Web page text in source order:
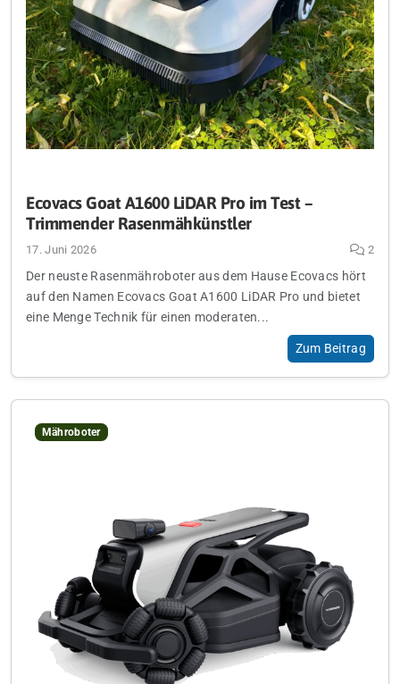
Ecovacs Goat A1600 LiDAR Pro im Test –
Trimmender Rasenmähkünstler
17. Juni 2026 2
Der neuste Rasenmähroboter aus dem Hause Ecovacs hört
auf den Namen Ecovacs Goat A1600 LiDAR Pro und bietet
eine Menge Technik für einen moderaten...
Zum Beitrag
Mähroboter